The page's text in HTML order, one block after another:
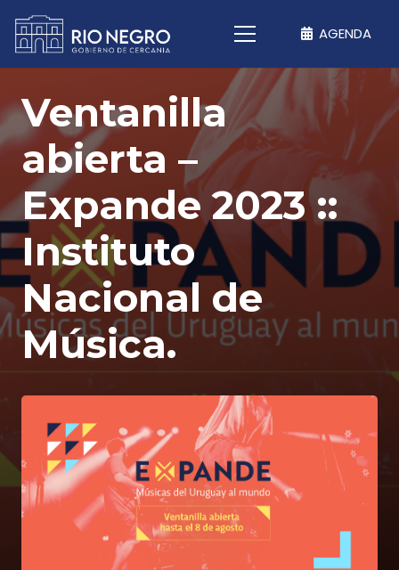
AGENDA
Ventanilla
abierta –
Expande 2023 ::
Instituto
Nacional de
Música.